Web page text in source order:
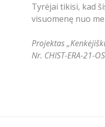
Tyrėjai tikisi, kad
visuomenę nuo
Projektas
Nr. CHIST-ERA-21-